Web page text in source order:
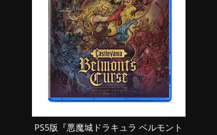
PS5版『悪魔城ドラキュラ ベルモント